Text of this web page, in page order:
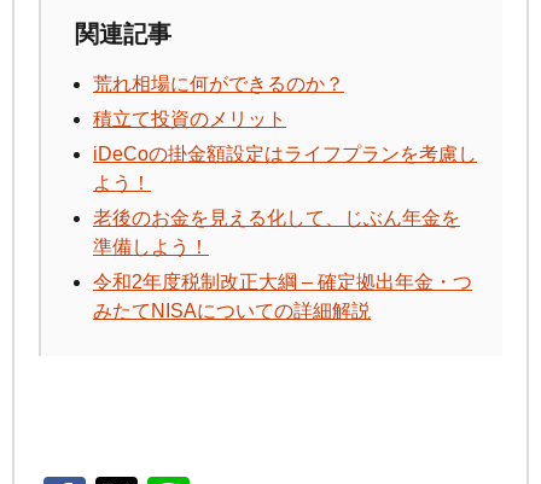
関連記事
荒れ相場に何ができるのか？
積立て投資のメリット
iDeCoの掛金額設定はライフプランを考慮し
よう！
老後のお金を見える化して、じぶん年金を
準備しよう！
令和2年度税制改正大綱 – 確定拠出年金・つ
みたてNISAについての詳細解説